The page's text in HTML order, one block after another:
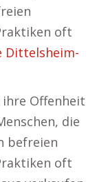
oft
Dittelsheim-
Offenheit
die
befreien
oft